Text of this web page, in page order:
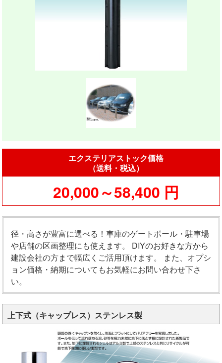
エクステリアストック価格
（送料・税込）
20,000～58,400 円
径・高さが豊富に選べる！車庫のゲートポール・駐車場
や店舗の区画整理にも使えます。 DIYのお好きな方から
建設会社の方まで幅広くご活用頂けます。 また、オプシ
ョン価格・納期についてもお気軽にお問い合わせ下さ
い。
上下式（キャップレス）ステンレス製